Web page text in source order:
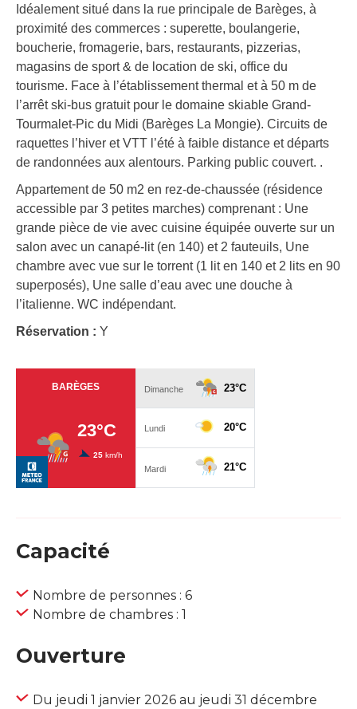
Idéalement situé dans la rue principale de Barèges, à
proximité des commerces : superette, boulangerie,
boucherie, fromagerie, bars, restaurants, pizzerias,
magasins de sport & de location de ski, office du
tourisme. Face à l’établissement thermal et à 50 m de
l’arrêt ski-bus gratuit pour le domaine skiable Grand-
Tourmalet-Pic du Midi (Barèges La Mongie). Circuits de
raquettes l’hiver et VTT l’été à faible distance et départs
de randonnées aux alentours. Parking public couvert. .
Appartement de 50 m2 en rez-de-chaussée (résidence
accessible par 3 petites marches) comprenant : Une
grande pièce de vie avec cuisine équipée ouverte sur un
salon avec un canapé-lit (en 140) et 2 fauteuils, Une
chambre avec vue sur le torrent (1 lit en 140 et 2 lits en 90
superposés), Une salle d’eau avec une douche à
l’italienne. WC indépendant.
Réservation : Y
Capacité
Nombre de personnes : 6
Nombre de chambres : 1
Ouverture
Du jeudi 1 janvier 2026 au jeudi 31 décembre